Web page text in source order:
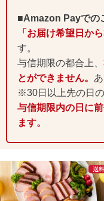
■Amazon Payでの
「お届け希望日か
す。
与信期限の都合上、
とができません。
※30日以上先の日
与信期限内の日に
ます。